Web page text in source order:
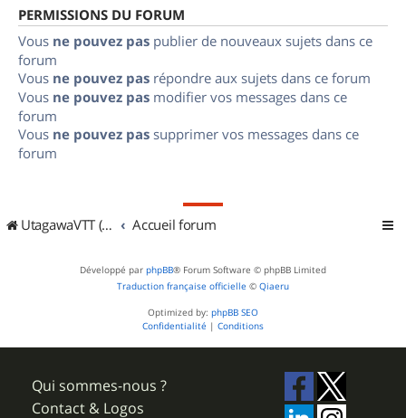
PERMISSIONS DU FORUM
Vous ne pouvez pas publier de nouveaux sujets dans ce
forum
Vous ne pouvez pas répondre aux sujets dans ce forum
Vous ne pouvez pas modifier vos messages dans ce
forum
Vous ne pouvez pas supprimer vos messages dans ce
forum
UtagawaVTT (Randos VTT et VTTAE avec traces GPS) Accueil forum
Développé par phpBB® Forum Software © phpBB Limited
Traduction française officielle © Qiaeru
Optimized by: phpBB SEO
Confidentialité | Conditions
Qui sommes-nous ?
Contact & Logos